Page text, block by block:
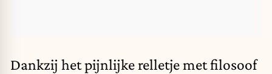
Dankzij het pijnlijke relletje metfilosoof